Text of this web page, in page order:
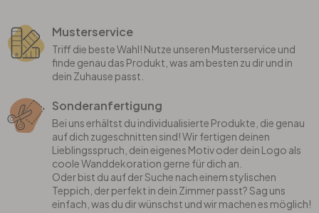
Musterservice
Triff die beste Wahl! Nutze unseren Musterservice und
finde genau das Produkt, was am besten zu dir und in
dein Zuhause passt.
Sonderanfertigung
Bei uns erhältst du individualisierte Produkte, die genau
auf dich zugeschnitten sind! Wir fertigen deinen
Lieblingsspruch, dein eigenes Motiv oder dein Logo als
coole Wanddekoration gerne für dich an.
Oder bist du auf der Suche nach einem stylischen
Teppich, der perfekt in dein Zimmer passt? Sag uns
einfach, was du dir wünschst und wir machen es möglich!